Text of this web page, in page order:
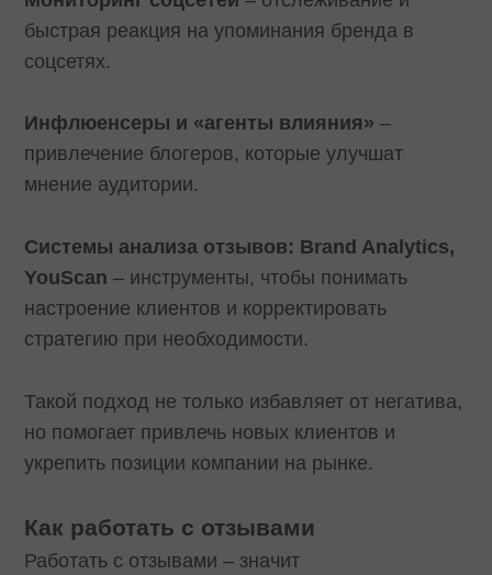
быстрая реакция на упоминания бренда в
соцсетях.
Инфлюенсеры и «агенты влияния»–
привлечение блогеров, которые улучшат
мнение аудитории.
Системы анализа отзывов: Brand Analytics,
YouScan – инструменты, чтобы понимать
настроение клиентов и корректировать
стратегию при необходимости.
Такой подход не только избавляет от негатива,
но помогает привлечь новых клиентов и
укрепить позиции компании на рынке.
Как работать с отзывами
Работать с отзывами – значит